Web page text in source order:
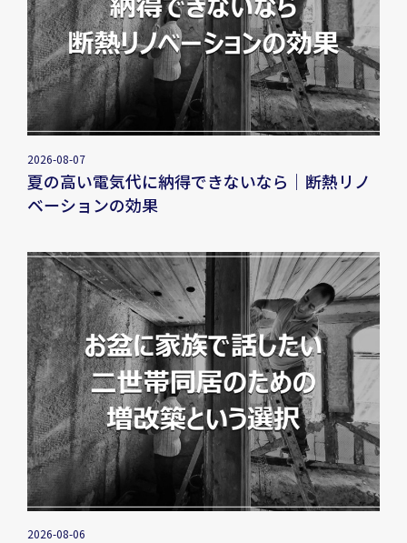
2026-08-07
夏の高い電気代に納得できないなら｜断熱リノ
ベーションの効果
2026-08-06